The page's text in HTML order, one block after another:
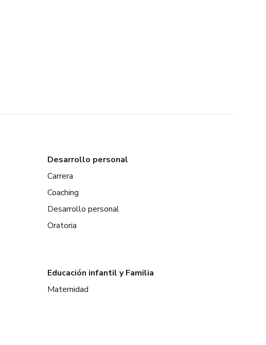
Desarrollo personal
Carrera
Coaching
Desarrollo personal
Oratoria
Educación infantil y Familia
Maternidad